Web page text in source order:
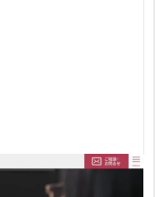
以上の制作実績を誇